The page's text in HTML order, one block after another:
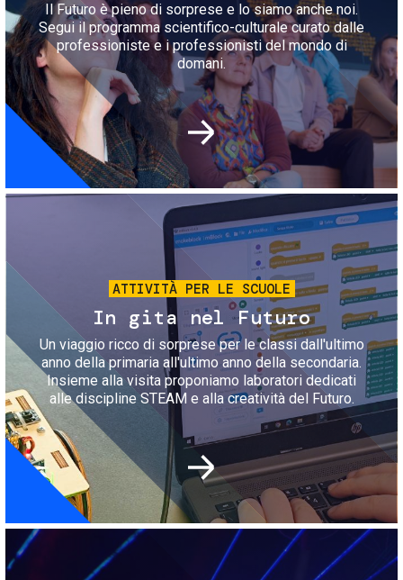
Il Futuro è pieno di sorprese e lo siamo anche noi.
Segui il programma scientifico-culturale curato dalle
professioniste e i professionisti del mondo di
domani.
Immagine
ATTIVITÀ PER LE SCUOLE
In gita nel Futuro
Un viaggio ricco di sorprese per le classi dall'ultimo
anno della primaria all'ultimo anno della secondaria.
Insieme alla visita proponiamo laboratori dedicati
alle discipline STEAM e alla creatività del Futuro.
Immagine